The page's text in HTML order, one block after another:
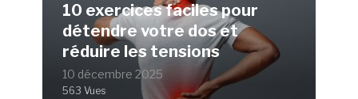
10 exercices faciles pour
détendre votre dos et
réduire les tensions
10 décembre 2025
563 Vues